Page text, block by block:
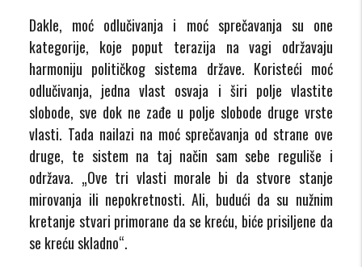
Dakle, moć odlučivanja i moć sprečavanja su one
kategorije, koje poput terazija na vagi održavaju
harmoniju političkog sistema države. Koristeći moć
odlučivanja, jedna vlast osvaja i širi polje vlastite
slobode, sve dok ne zađe u polje slobode druge vrste
vlasti. Tada nailazi na moć sprečavanja od strane ove
druge, te sistem na taj način sam sebe reguliše i
održava. „Ove tri vlasti morale bi da stvore stanje
mirovanja ili nepokretnosti. Ali, budući da su nužnim
kretanje stvari primorane da se kreću, biće prisiljene da
se kreću skladno“.